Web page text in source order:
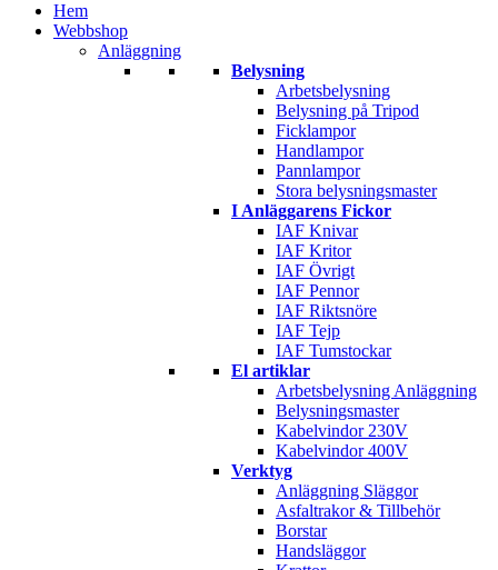
Hem
Webbshop
Anläggning
Belysning
Arbetsbelysning
Belysning på Tripod
Ficklampor
Handlampor
Pannlampor
Stora belysningsmaster
I Anläggarens Fickor
IAF Knivar
IAF Kritor
IAF Övrigt
IAF Pennor
IAF Riktsnöre
IAF Tejp
IAF Tumstockar
El artiklar
Arbetsbelysning Anläggning
Belysningsmaster
Kabelvindor 230V
Kabelvindor 400V
Verktyg
Anläggning Släggor
Asfaltrakor & Tillbehör
Borstar
Handsläggor